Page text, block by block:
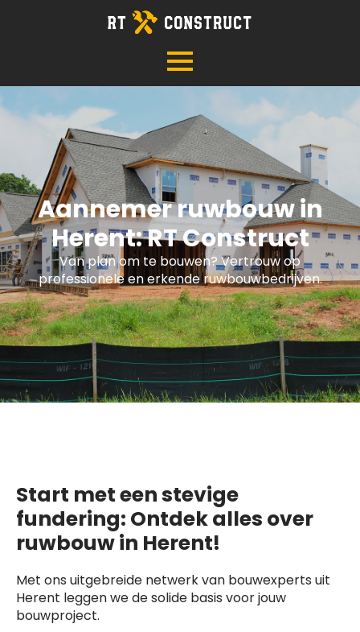
Aannemer ruwbouw in
Herent: RT Construct
Van plan om te bouwen? Vertrouw op
professionele en erkende ruwbouwbedrijven.
Start met een stevige
fundering: Ontdek alles over
ruwbouw in Herent!
Met ons uitgebreide netwerk van bouwexperts uit
Herent leggen we de solide basis voor jouw
bouwproject.